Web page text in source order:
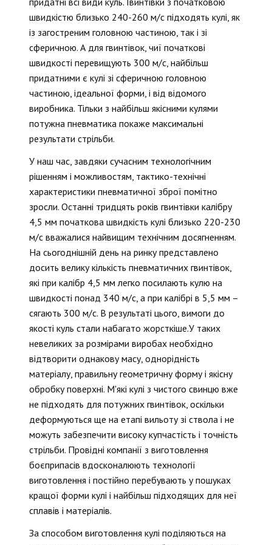
швидкістю близько 240-260 м/с підходять кулі, як
із загостреним головною частиною, так і зі
сферичною. А для гвинтівок, чиї початкові
швидкості перевищують 300 м/с, найбільш
придатними є кулі зі сферичною головною
частиною, ідеальної форми, і від відомого
виробника. Тільки з найбільш якісними кулями
потужна пневматика покаже максимальні
результати стрільби.
У наш час, завдяки сучасним технологічним
рішенням і можливостям, тактико-технічні
характеристики пневматичної зброї помітно
зросли. Останні тридцять років гвинтівки калібру
4,5 мм початкова швидкість кулі близько 220-230
м/с вважалися найвищим технічним досягненням.
На сьогоднішній день на ринку представлено
досить велику кількість пневматичних гвинтівок,
які при калібр 4,5 мм легко посилають кулю на
швидкості понад 340 м/с, а при калібрі в 5,5 мм –
сягають 300 м/с. В результаті цього, вимоги до
якості куль стали набагато жорсткіше.У таких
невеликих за розмірами виробах необхідно
відтворити однакову масу, однорідність
матеріалу, правильну геометричну форму і якісну
обробку поверхні. М'які кулі з чистого свинцю вже
не підходять для потужних гвинтівок, оскільки
деформуються ще на етапі вильоту зі ствола і не
можуть забезпечити високу купчастість і точність
стрільби. Провідні компанії з виготовлення
боєприпасів вдосконалюють технології
виготовлення і постійно перебувають у пошуках
кращої форми кулі і найбільш підходящих для неї
сплавів і матеріалів.
За способом виготовлення кулі поділяються на